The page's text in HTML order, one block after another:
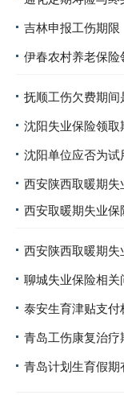
吉林申报工伤期限
伊春农村养老保险
抚顺工伤欠费期间
沈阳失业保险领取
沈阳单位应否为
西安陕西取暖期失
西安取暖期失业保
西安陕西取暖期
聊城失业保险相关
泰安生育津贴支付
青岛工伤康复治疗
青岛计划生育假期